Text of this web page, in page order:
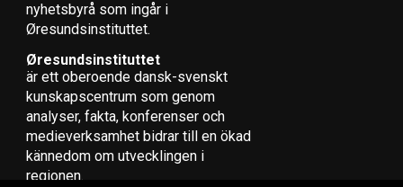
nyhets­byrå som ingår i
Øresundsinstituttet.
Øresundsinstituttet
är ett oberoende dansk-svenskt
kunskapscentrum som genom
analyser, fakta, konferenser och
medieverksamhet bidrar till en ökad
kännedom om utvecklingen i
regionen.